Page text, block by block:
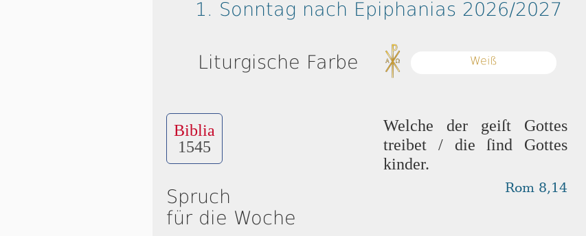
1. Sonntag nach Epiphanias 2026/2027
Liturgische Farbe Weiß
Biblia
1545
Spruch
für die Woche
Welche der geiſt Got­tes
treibet / die ſind Got­tes
kinder.
Rom 8,14